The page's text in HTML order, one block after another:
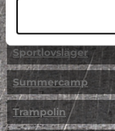
Sportlovsläger
Summercamp
Trampolin